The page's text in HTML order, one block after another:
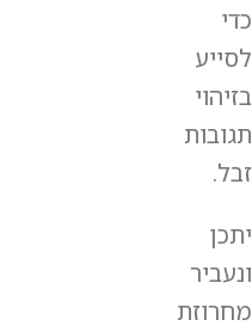
כדי
לסייע
בזיהוי
תגובות
זבל.
יתכן
ונעביר
מחרוזת